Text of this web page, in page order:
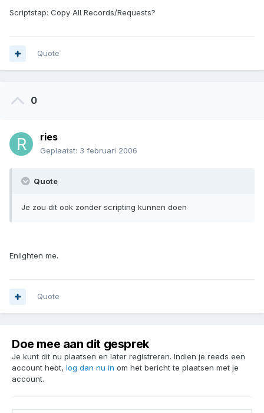
Scriptstap: Copy All Records/Requests?
Quote
0
ries
Geplaatst: 3 februari 2006
Quote
Je zou dit ook zonder scripting kunnen doen
Enlighten me.
Quote
Doe mee aan dit gesprek
Je kunt dit nu plaatsen en later registreren. Indien je reeds een
account hebt, log dan nu in om het bericht te plaatsen met je
account.